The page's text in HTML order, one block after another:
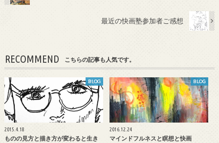
最近の快画塾参加者ご感想
RECOMMEND こちらの記事も人気です。
BLOG
2015.4.18
ものの見方と描き方が変わると生き
BLOG
2016.12.24
マインドフルネスと瞑想と快画